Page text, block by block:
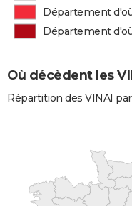
Département
Département
Où décèdent les
Répartition des VINAI